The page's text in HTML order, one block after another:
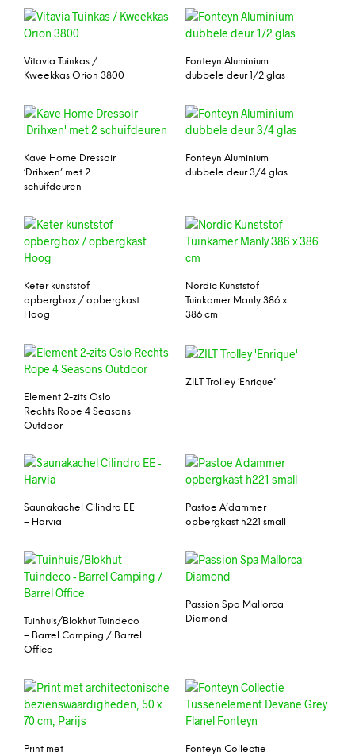
Vitavia Tuinkas /
Kweekkas Orion 3800
Fonteyn Aluminium
dubbele deur 1/2 glas
Kave Home Dressoir
‘Drihxen’ met 2
schuifdeuren
Fonteyn Aluminium
dubbele deur 3/4 glas
Keter kunststof
opbergbox / opbergkast
Hoog
Nordic Kunststof
Tuinkamer Manly 386 x
386 cm
Element 2-zits Oslo
Rechts Rope 4 Seasons
Outdoor
ZILT Trolley ‘Enrique’
Saunakachel Cilindro EE
– Harvia
Pastoe A’dammer
opbergkast h221 small
Tuinhuis/Blokhut Tuindeco
– Barrel Camping / Barrel
Office
Passion Spa Mallorca
Diamond
Print met
Fonteyn Collectie